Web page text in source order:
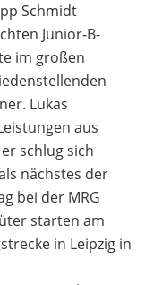
Schmidt
Junior-B-
im großen
Lukas
aus
schlug sich
nächstes der
bei der MRG
starten am
in Leipzig in